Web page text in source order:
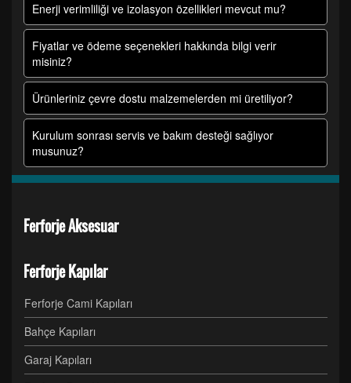
Enerji verimliliği ve izolasyon özellikleri mevcut mu?
Fiyatlar ve ödeme seçenekleri hakkında bilgi verir
misiniz?
Ürünleriniz çevre dostu malzemelerden mi üretiliyor?
Kurulum sonrası servis ve bakım desteği sağlıyor
musunuz?
Ferforje Aksesuar
Ferforje Kapılar
Ferforje Cami Kapıları
Bahçe Kapıları
Garaj Kapıları